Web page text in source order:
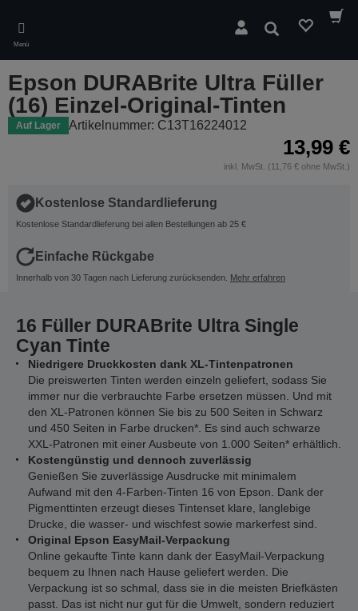
main
content
Menü
Suchen
Epson DURABrite Ultra Füller
(16) Einzel-Original-Tinten
Auf Lager Artikelnummer: C13T16224012
13,99 €
inkl. MwSt. (11,76 € ohne MwSt.)
Kostenlose Standardlieferung
Kostenlose Standardlieferung bei allen Bestellungen ab 25 €
Einfache Rückgabe
Innerhalb von 30 Tagen nach Lieferung zurücksenden. Mehr erfahren
16 Füller DURABrite Ultra Single
Cyan Tinte
Niedrigere Druckkosten dank XL-Tintenpatronen
Die preiswerten Tinten werden einzeln geliefert, sodass Sie
immer nur die verbrauchte Farbe ersetzen müssen. Und mit
den XL-Patronen können Sie bis zu 500 Seiten in Schwarz
und 450 Seiten in Farbe drucken*. Es sind auch schwarze
XXL-Patronen mit einer Ausbeute von 1.000 Seiten* erhältlich.
Kostengünstig und dennoch zuverlässig
Genießen Sie zuverlässige Ausdrucke mit minimalem
Aufwand mit den 4-Farben-Tinten 16 von Epson. Dank der
Pigmenttinten erzeugt dieses Tintenset klare, langlebige
Drucke, die wasser- und wischfest sowie markerfest sind.
Original Epson EasyMail-Verpackung
Online gekaufte Tinte kann dank der EasyMail-Verpackung
bequem zu Ihnen nach Hause geliefert werden. Die
Verpackung ist so schmal, dass sie in die meisten Briefkästen
passt. Das ist nicht nur gut für die Umwelt, sondern reduziert